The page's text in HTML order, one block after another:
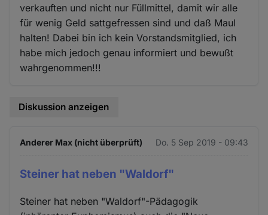
verkauften und nicht nur Füllmittel, damit wir alle
für wenig Geld sattgefressen sind und daß Maul
halten! Dabei bin ich kein Vorstandsmitglied, ich
habe mich jedoch genau informiert und bewußt
wahrgenommen!!!
Diskussion anzeigen
Anderer Max (nicht überprüft) Do. 5 Sep 2019 - 09:43
Steiner hat neben "Waldorf"
Steiner hat neben "Waldorf"-Pädagogik